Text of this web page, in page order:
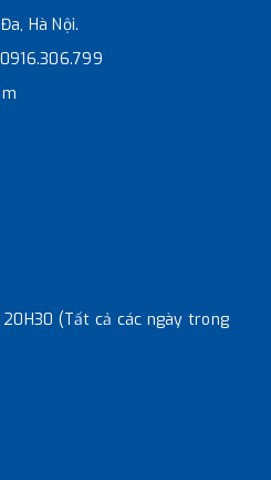
Hà Nội.
0916.306.799
(Tất cả các ngày trong